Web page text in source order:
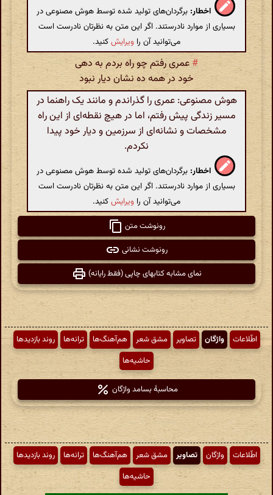
اخطار: برگردان‌های تولید شده توسط هوش مصنوعی در
بسیاری از موارد نادرستند. اگر این متن به نظرتان نادرست است
می‌توانید آن را ویرایشکنید.
#عمری رفتم چو راه بردم به دهی
خود در همه ده نشان دیار نبود
هوش مصنوعی: عمری را گذراندم و مانند یک راهنما در
مسیر زندگی پیش رفتم، اما در هیچ نقطه‌ای از این راه
مشخصات و نشانه‌ای از سرزمین و دیار خود پیدا
نکردم.
اخطار: برگردان‌های تولید شده توسط هوش مصنوعی در
بسیاری از موارد نادرستند. اگر این متن به نظرتان نادرست است
می‌توانید آن را ویرایشکنید.
رونوشت متن
رونوشت نشانی
نمای مشابه کتابهای چاپی (فقط رایانه)
اطّلاعات واژگان تصاویر مشق شعر هم‌آهنگ‌ها ترانه‌ها
روند بازدیدها
حاشیه‌ها
محاسبهٔ بسامد واژگان
اطّلاعات واژگان تصاویر مشق شعر هم‌آهنگ‌ها ترانه‌ها
روند بازدیدها
حاشیه‌ها